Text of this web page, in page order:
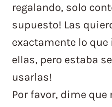
regalando, solo
supuesto! Las
exactamente lo que
ellas, pero estaba
usarlas!
Por favor, dime que